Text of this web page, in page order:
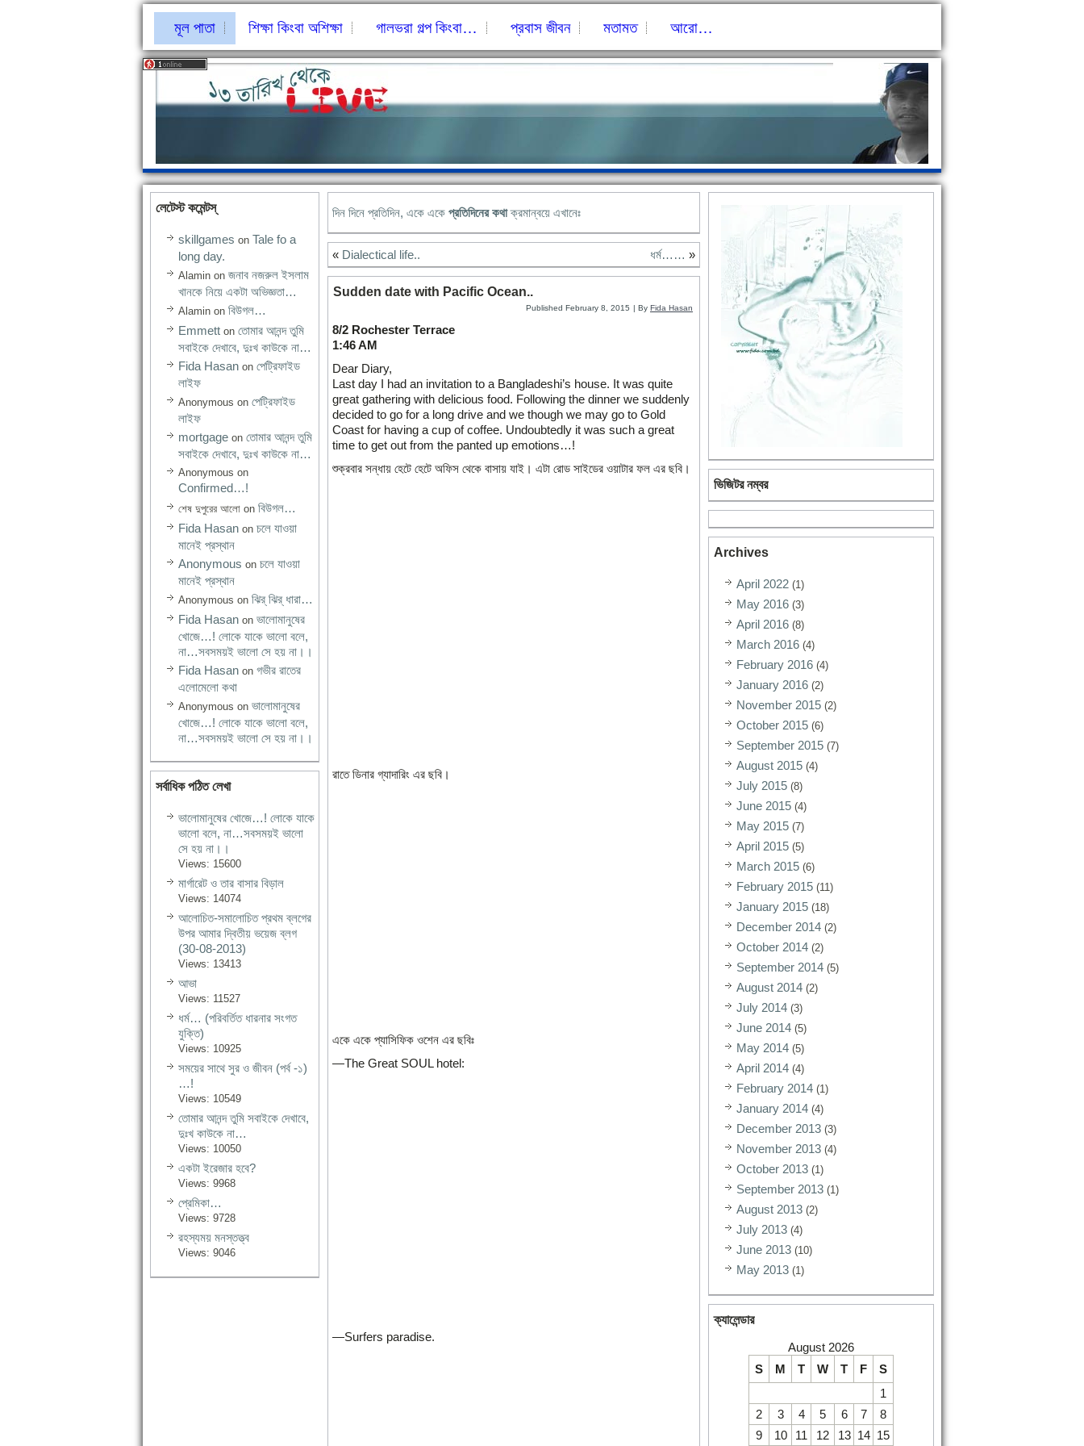
মূল পাতা শিক্ষা কিংবা অশিক্ষা গালভরা গল্প কিংবা… প্রবাস জীবন মতামত আরো…
লেটেস্ট কমেন্টস্‌
skillgames on Tale fo a
long day.
Alamin on জনাব নজরুল ইসলাম
খানকে নিয়ে একটা অভিজ্ঞতা…
Alamin on বিউগল…
Emmett on তোমার আনন্দ তুমি
সবাইকে দেখাবে, দুঃখ কাউকে না…
Fida Hasan on পেট্রিফাইড
লাইফ
Anonymous on পেট্রিফাইড
লাইফ
mortgage on তোমার আনন্দ তুমি
সবাইকে দেখাবে, দুঃখ কাউকে না…
Anonymous on
Confirmed…!
শেষ দুপুরের আলো on বিউগল…
Fida Hasan on চলে যাওয়া
মানেই প্রস্থান
Anonymous on চলে যাওয়া
মানেই প্রস্থান
Anonymous on ঝির্‌ ঝির্‌ ধারা…
Fida Hasan on ভালোমানুষের
খোজে…! লোকে যাকে ভালো বলে,
না…সবসময়ই ভালো সে হয় না।।
Fida Hasan on গভীর রাতের
এলোমেলো কথা
Anonymous on ভালোমানুষের
খোজে…! লোকে যাকে ভালো বলে,
না…সবসময়ই ভালো সে হয় না।।
সর্বাধিক পঠিত লেখা
ভালোমানুষের খোজে…! লোকে যাকে
ভালো বলে, না…সবসময়ই ভালো
সে হয় না।।
Views: 15600
মার্গারেট ও তার বাসার বিড়াল
Views: 14074
আলোচিত-সমালোচিত প্রথম ব্লগের
উপর আমার দ্বিতীয় ভয়েজ ব্লগ
(30-08-2013)
Views: 13413
আভা
Views: 11527
ধর্ম… (পরিবর্তিত ধারনার সংগত
যুক্তি)
Views: 10925
সময়ের সাথে সুর ও জীবন (পর্ব -১)
…!
Views: 10549
তোমার আনন্দ তুমি সবাইকে দেখাবে,
দুঃখ কাউকে না…
Views: 10050
একটা ইরেজার হবে?
Views: 9968
প্রেমিকা…
Views: 9728
রহস্যময় মনস্তত্ত্ব
Views: 9046
দিন দিনে প্রতিদিন, একে একে প্রতিদিনের কথাক্রমান্বয়ে এখানেঃ
« Dialectical life.. ধর্ম…… »
Sudden date with Pacific Ocean..
Published February 8, 2015 | By Fida Hasan
8/2 Rochester Terrace
1:46 AM
Dear Diary,
Last day I had an invitation to a Bangladeshi’s house. It was quite
great gathering with delicious food. Following the dinner we suddenly
decided to go for a long drive and we though we may go to Gold
Coast for having a cup of coffee. Undoubtedly it was such a great
time to get out from the panted up emotions…!
শুক্রবার সন্ধায় হেটে হেটে অফিস থেকে বাসায় যাই। এটা রোড সাইডের ওয়াটার ফল এর ছবি।
রাতে ডিনার গ্যাদারিং এর ছবি।
একে একে প্যাসিফিক ওশেন এর ছবিঃ
—The Great SOUL hotel:
—Surfers paradise.
ভিজিটর নম্বর
Archives
April 2022 (1)
May 2016 (3)
April 2016 (8)
March 2016 (4)
February 2016 (4)
January 2016 (2)
November 2015 (2)
October 2015 (6)
September 2015 (7)
August 2015 (4)
July 2015 (8)
June 2015 (4)
May 2015 (7)
April 2015 (5)
March 2015 (6)
February 2015 (11)
January 2015 (18)
December 2014 (2)
October 2014 (2)
September 2014 (5)
August 2014 (2)
July 2014 (3)
June 2014 (5)
May 2014 (5)
April 2014 (4)
February 2014 (1)
January 2014 (4)
December 2013 (3)
November 2013 (4)
October 2013 (1)
September 2013 (1)
August 2013 (2)
July 2013 (4)
June 2013 (10)
May 2013 (1)
ক্যালেন্ডার
August 2026
S
M T W T F
S
1
2
3 4 5 6 7
8
9
10 11 12 13 14 15